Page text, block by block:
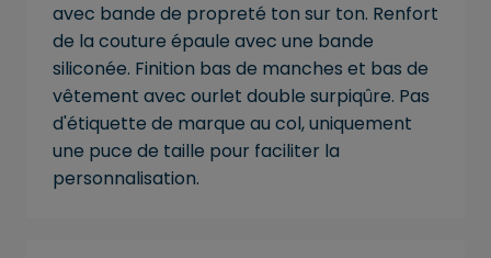
avec bande de propreté ton sur ton. Renfort
de la couture épaule avec une bande
siliconée. Finition bas de manches et bas de
vêtement avec ourlet double surpiqûre. Pas
d'étiquette de marque au col, uniquement
une puce de taille pour faciliter la
personnalisation.